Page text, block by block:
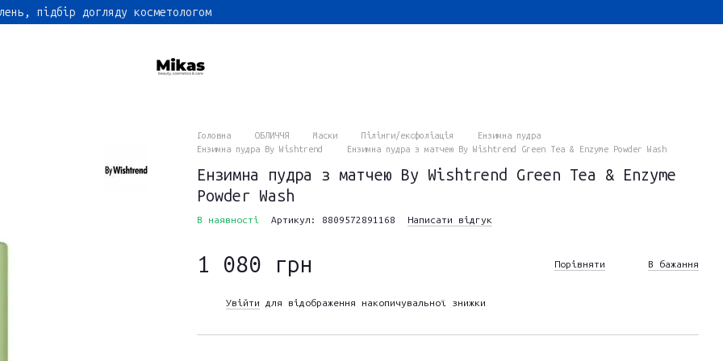
підбір догляду косметологом
Головна ОБЛИЧЧЯ Маски Пілінги/ексфоліація
Ензимна пудра
Ензимна пудра By Wishtrend
Ензимна пудра з матчею By Wishtrend Green Tea & Enzyme Powder Wash
Ензимна пудра з матчею By Wishtrend Green Tea & Enzyme
Powder Wash
В наявності Артикул: 8809572891168 Написати відгук
1 080 грн Порівняти В бажання
Увійти для відображення накопичувальної знижки